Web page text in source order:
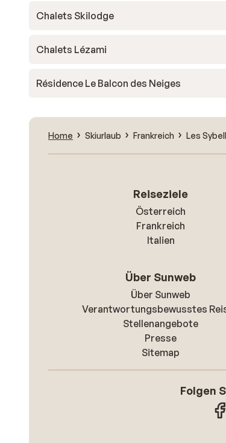
Chalets Skilodge
Chalets Lézami
Résidence Le Balcon des Neiges
Home Skiurlaub Frankreich Les
Reiseziele
Österreich
Frankreich
Italien
Über Sunweb
Über Sunweb
Verantwortungsbewusstes
Stellenangebote
Presse
Sitemap
Folgen